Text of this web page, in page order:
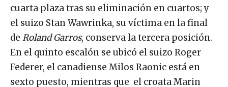
cuarta plaza tras su eliminación en cuartos; y
el suizo Stan Wawrinka, su víctima en la final
de Roland Garros, conserva la tercera posición.
En el quinto escalón se ubicó el suizo Roger
Federer, el canadiense Milos Raonic está en
sexto puesto, mientras que el croata Marin